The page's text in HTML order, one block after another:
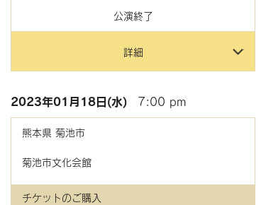
公演終了
詳細
2023年01月18日(水) 7:00 pm
熊本県 菊池市
菊池市文化会館
チケットのご購入